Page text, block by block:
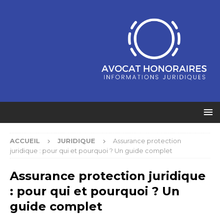
ACCUEIL JURIDIQUE
Assurance protection
juridique : pour qui et pourquoi ? Un guide complet
Assurance protection juridique
: pour qui et pourquoi ? Un
guide complet